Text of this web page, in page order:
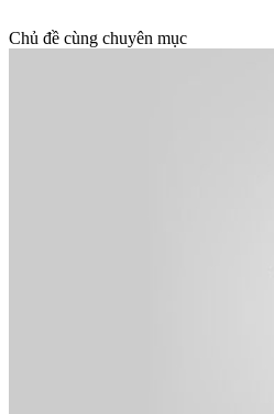
Chủ đề cùng chuyên mục